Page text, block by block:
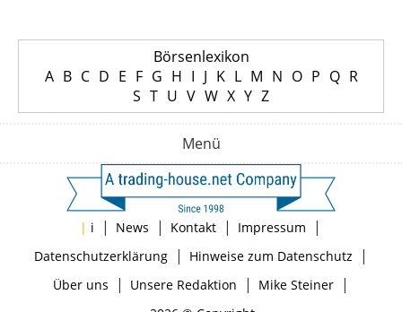
Börsenlexikon
A B C D E F G H I J K L M N O P Q R
S T U V W X Y Z
Menü
| i | News | Kontakt | Impressum |
Datenschutzerklärung| Hinweise zum Datenschutz |
Über uns | Unsere Redaktion | Mike Steiner|